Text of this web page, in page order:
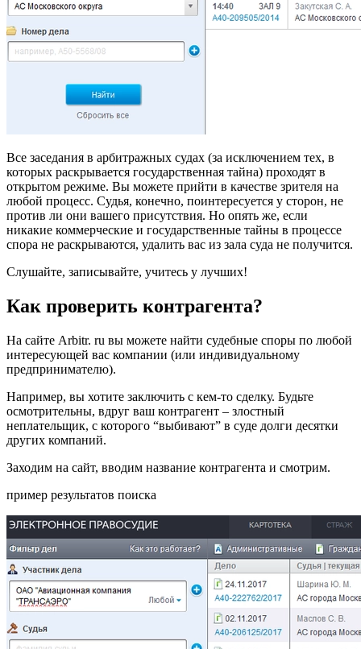
Все заседания в арбитражных судах (за исключением тех, в
которых раскрывается государственная тайна) проходят в
открытом режиме. Вы можете прийти в качестве зрителя на
любой процесс. Судья, конечно, поинтересуется у сторон, не
против ли они вашего присутствия. Но опять же, если
никакие коммерческие и государственные тайны в процессе
спора не раскрываются, удалить вас из зала суда не получится.
Слушайте, записывайте, учитесь у лучших!
Как проверить контрагента?
На сайте Arbitr. ru вы можете найти судебные споры по любой
интересующей вас компании (или индивидуальному
предпринимателю).
Например, вы хотите заключить с кем-то сделку. Будьте
осмотрительны, вдруг ваш контрагент – злостный
неплательщик, с которого “выбивают” в суде долги десятки
других компаний.
Заходим на сайт, вводим название контрагента и смотрим.
пример результатов поиска